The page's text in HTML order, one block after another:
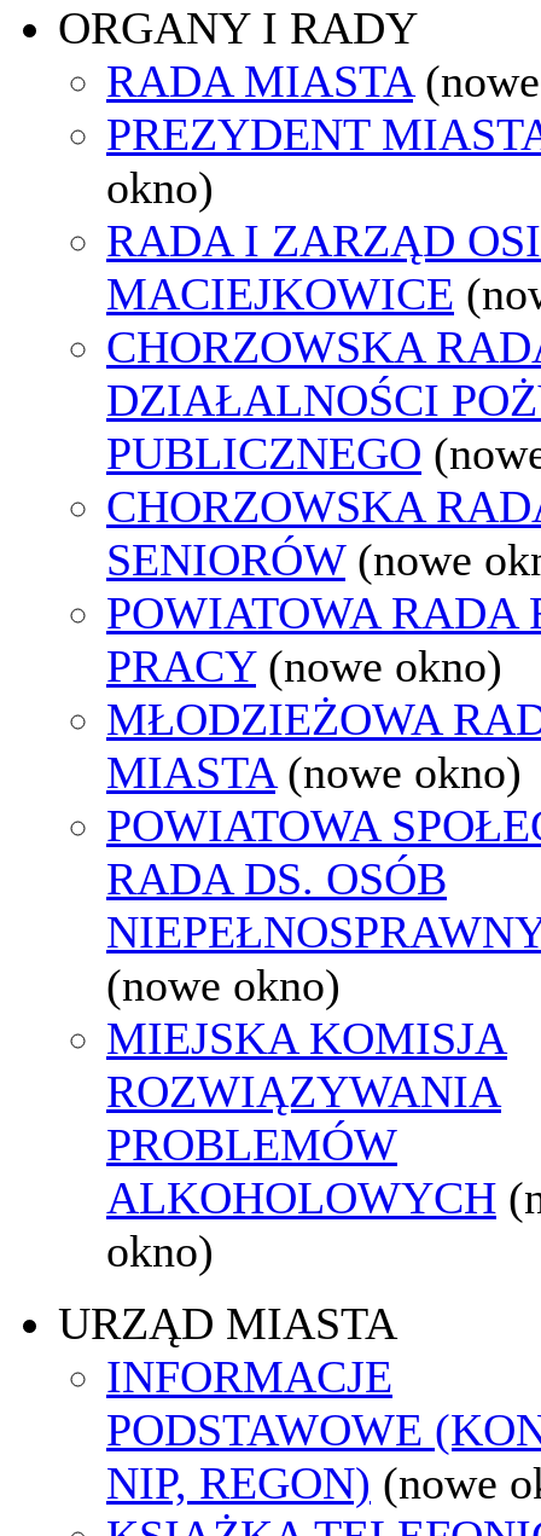
ORGANY I RADY
RADA MIASTA
PREZYDENT
okno)
RADA I ZARZĄD
MACIEJKOWICE
CHORZOWSKA
DZIAŁALNOŚCI
PUBLICZNEGO
CHORZOWSKA
SENIORÓW (nowe
POWIATOWA RADA
PRACY (nowe okno)
MŁODZIEŻOWA
MIASTA (nowe okno)
POWIATOWA
RADA DS. OSÓB
(nowe okno)
MIEJSKA KOMISJA
ROZWIĄZYWANIA
PROBLEMÓW
ALKOHOLOWYCH
okno)
URZĄD MIASTA
INFORMACJE
PODSTAWOWE
NIP, REGON) (nowe